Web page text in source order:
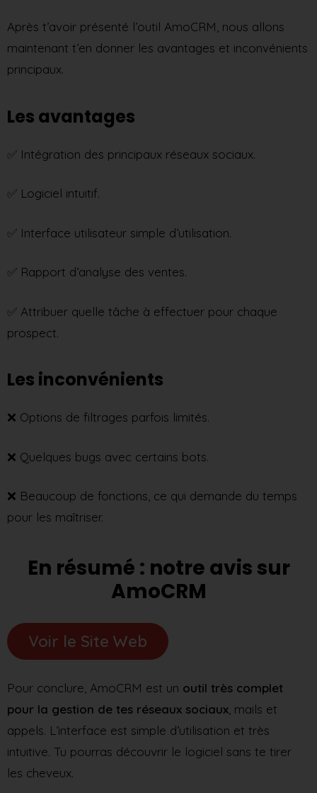
Après t’avoir présenté l’outil AmoCRM, nous allons
maintenant t’en donner les avantages et inconvénients
principaux.
Les avantages
✅ Intégration des principaux réseaux sociaux.
​​✅ Logiciel intuitif.
✅ Interface utilisateur simple d’utilisation.
✅ Rapport d’analyse des ventes.
✅ Attribuer quelle tâche à effectuer pour chaque
prospect.
Les inconvénients
❌ Options de filtrages parfois limités.
❌ Quelques bugs avec certains bots.
❌ Beaucoup de fonctions, ce qui demande du temps
pour les maîtriser.
En résumé : notre avis sur
AmoCRM
Voir le Site Web
Pour conclure, AmoCRM est un outil très complet
pour la gestion de tes réseaux sociaux, mails et
appels. L’interface est simple d’utilisation et très
intuitive. Tu pourras découvrir le logiciel sans te tirer
les cheveux.